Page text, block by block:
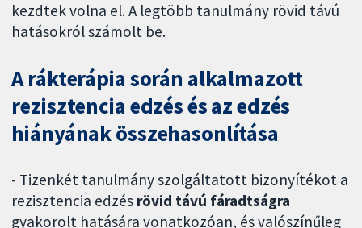
kezdtek volna el. A legtöbb tanulmány rövid távú
hatásokról számolt be.
A rákterápia során alkalmazott
rezisztencia edzés és az edzés
hiányának összehasonlítása
- Tizenkét tanulmány szolgáltatott bizonyítékot a
rezisztencia edzés rövid távú fáradtságra
gyakorolt hatására vonatkozóan, és valószínűleg